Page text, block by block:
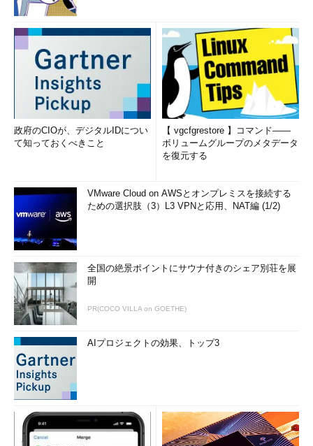
政府のCIOが、デジタルIDについ
て知っておくべきこと
【 vgcfgrestore 】コマンド――
ボリュームグループのメタデータ
を復元する
VMware Cloud on AWSとオンプレミスを接続する
ための選択肢（3）L3 VPNと応用、NAT編 (1/2)
全国の絶景ポイントにサウナ付きのシェア別荘を展
開
PR(COCO VILLA on GOETHE)
AIプロジェクトの効果、トップ3